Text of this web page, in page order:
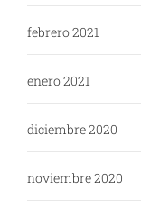
febrero 2021
enero 2021
diciembre 2020
noviembre 2020